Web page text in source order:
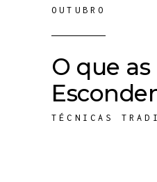
OUTUBRO
O que
TÉCNICAS